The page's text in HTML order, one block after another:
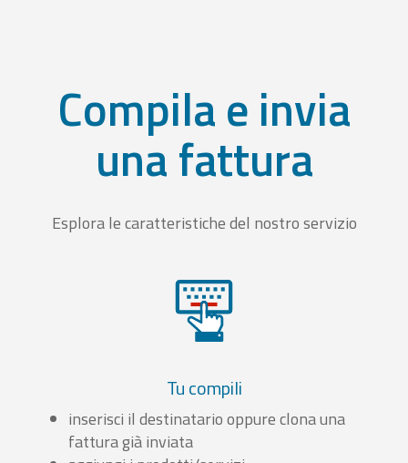
Compila e invia
una fattura
Esplora le caratteristiche del nostro servizio
Tu compili
inserisci il destinatario oppure clona una
fattura già inviata